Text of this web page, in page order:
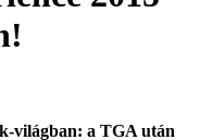
világban: a TGA után